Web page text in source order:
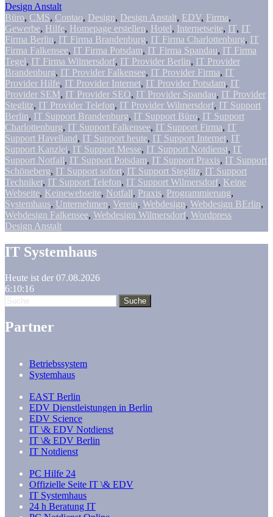
Design Anstalt
Büro, CMS, Contao, Design, Design Anstalt, EDV, Firma,
Gewerbe, Hilfe, Homepage erstellen, Hotel, Internetseite, IT, IT
Firma Berlin, IT Firma Brandenburg, IT Firma Charlottenburg, IT
Firma Falkensee, IT Firma Potsdam, IT Firma Spandau, IT Firma
Tegel, IT Firma Wilmersdorf, IT Provider Berlin, IT Provider
Brandenburg, IT Provider Falkensee, IT Provider Firma, IT
Provider Hilfe, IT Provider Internet, IT Provider Potsdam, IT
Provider SEM, IT Provider SEO, IT Provider Spandau, IT Provider
Steglitz, IT Provider Telefon, IT Provider Wilmersdorf, IT Support
Berlin, IT Support Brandenburg, IT Support Büro, IT Support
Charlottenburg, IT Support Falkensee, IT Support Firma, IT
Support Havelland, IT Support heute, IT Support Internet, IT
Support Kanzlei, IT Support Messe, IT Support Notdienst, IT
Support Notfall, IT Support Potsdam, IT Support Praxis, IT Support
Schöneberg, IT Support sofort, IT Support Steglitz, IT Support
Techniker, IT Support Telefon, IT Support Wilmersdorf, Keine
Webseite, Keinewebseite, Notfall, Praxis, Programmierung,
Systemhaus, Unternehmen, Verein, Webdesign, Webdesign BErlin,
Webdesign Falkensee, Webdesign Wilmersdorf, Wordpress
Design Anstalt
IT Systemhaus
Heute ist der 07.08.2026
6:10:16
Partner
Betriebssystem
Systemhaus
EAST Berlin
EDV Dienstleistungen in Berlin
EDV Science
IT \& EDV Notdienst
IT \& EDV Berlin
IT Notdienst
PC Hilfe 24
Offizielle Seite IT \& EDV
IT Systemhaus
24 h Beratung IT